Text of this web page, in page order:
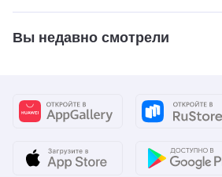
Вы недавно смотрели